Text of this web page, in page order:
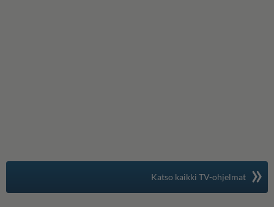
Katso kaikki TV-ohjelmat »